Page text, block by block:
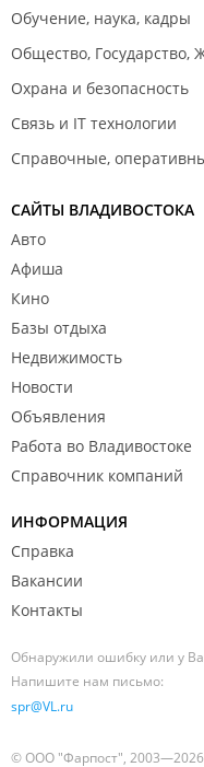
Обучение, наука, кадры
Общество, Государство,
Охрана и безопасность
Связь и IT технологии
Справочные,
САЙТЫ ВЛАДИВОСТОКА
Авто
Афиша
Кино
Базы отдыха
Недвижимость
Новости
Объявления
Работа во Владивостоке
Справочник компаний
ИНФОРМАЦИЯ
Справка
Вакансии
Контакты
Обнаружили ошибку или у
Напишите нам письмо:
spr@VL.ru
© ООО "Фарпост",